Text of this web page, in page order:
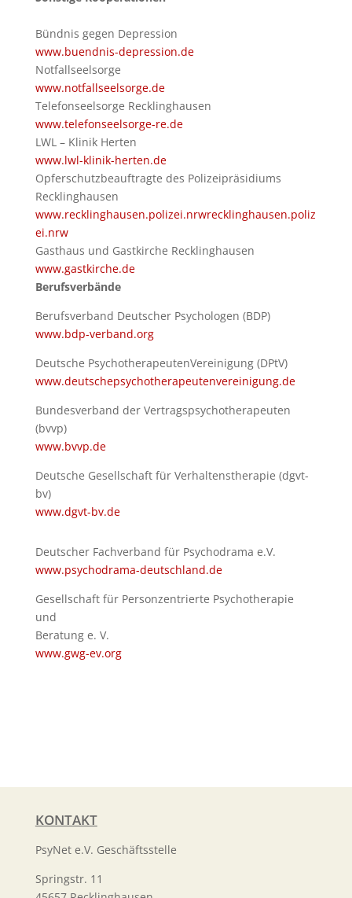
Bündnis gegen Depression
www.buendnis-depression.de
Notfallseelsorge
www.notfallseelsorge.de
Telefonseelsorge Recklinghausen
www.telefonseelsorge-re.de
LWL – Klinik Herten
www.lwl-klinik-herten.de
Opferschutzbeauftragte des Polizeipräsidiums
Recklinghausen
www.recklinghausen.polizei.nrwrecklinghausen.poliz
ei.nrw
Gasthaus und Gastkirche Recklinghausen
www.gastkirche.de
Berufsverbände
Berufsverband Deutscher Psychologen (BDP)
www.bdp-verband.org
Deutsche PsychotherapeutenVereinigung (DPtV)
www.deutschepsychotherapeutenvereinigung.de
Bundesverband der Vertragspsychotherapeuten
(bvvp)
www.bvvp.de
Deutsche Gesellschaft für Verhaltenstherapie (dgvt-
bv)
www.dgvt-bv.de
Deutscher Fachverband für Psychodrama e.V.
www.psychodrama-deutschland.de
Gesellschaft für Personzentrierte Psychotherapie
und
Beratung e. V.
www.gwg-ev.org
KONTAKT
PsyNet e.V. Geschäftsstelle
Springstr. 11